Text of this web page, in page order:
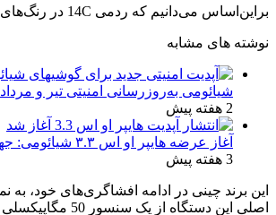
براین‌اساس می‌دانیم که ردمی 14C در رنگ‌های بنفش، آبی و مشکی به ترتیب با نام‌های Stardust Purple، Starlight Blue و Stargaze Black عرضه خواهد شد.
نوشته های مشابه
شیائومی به‌روزرسانی امنیتی تیر و مرداد ۱۴۰۵ را برای مجموعه‌ای از دستگاه‌ها منتشر کرد: تعهد به امنیت سایبری
2 هفته پیش
آغاز عرضه هایپر او اس ۳.۳ شیائومی: جهشی نو با اندروید ۱۷
3 هفته پیش
اصلی این دستگاه از یک سنسور 50 مگاپیکسلی استفاده خواهد کرد.